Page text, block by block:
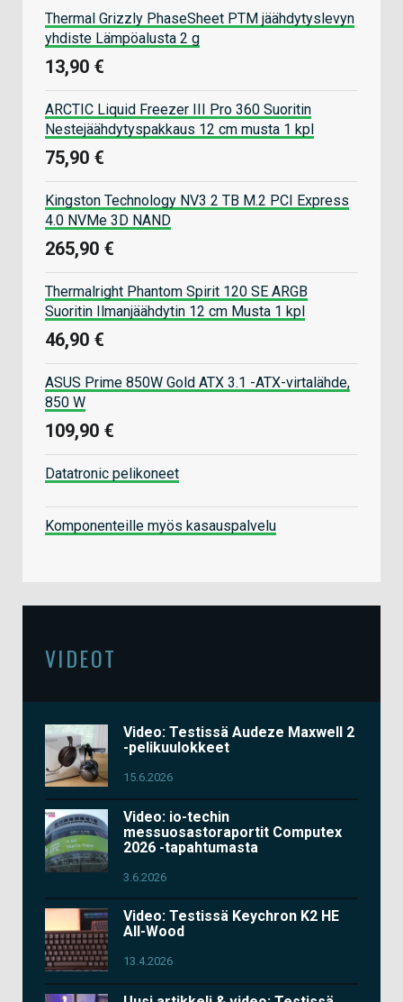
Thermal Grizzly PhaseSheet PTM jäähdytyslevyn
yhdiste Lämpöalusta 2 g
13,90 €
ARCTIC Liquid Freezer III Pro 360 Suoritin
Nestejäähdytyspakkaus 12 cm musta 1 kpl
75,90 €
Kingston Technology NV3 2 TB M.2 PCI Express
4.0 NVMe 3D NAND
265,90 €
Thermalright Phantom Spirit 120 SE ARGB
Suoritin Ilmanjäähdytin 12 cm Musta 1 kpl
46,90 €
ASUS Prime 850W Gold ATX 3.1 -ATX-virtalähde,
850 W
109,90 €
Datatronic pelikoneet
Komponenteille myös kasauspalvelu
VIDEOT
Video: Testissä Audeze Maxwell 2
-pelikuulokkeet
15.6.2026
Video: io-techin
messuosastoraportit Computex
2026 -tapahtumasta
3.6.2026
Video: Testissä Keychron K2 HE
All-Wood
13.4.2026